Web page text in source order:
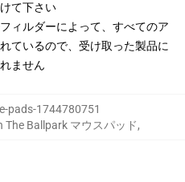
て下さい
ィルダーによって、すべてのア
ているので、受け取った製品に
ません
pads-1744780751
The Ballpark マウスパッド,